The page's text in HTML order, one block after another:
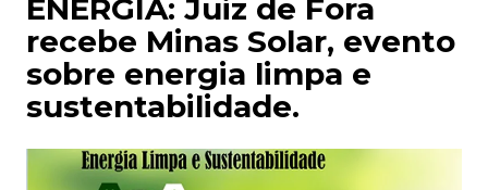
ENERGIA: Juiz de Fora
recebe Minas Solar, evento
sobre energia limpa e
sustentabilidade.